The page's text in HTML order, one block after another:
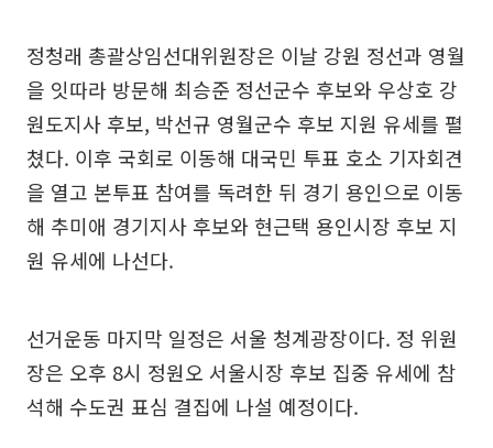
정청래 총괄상임선대위원장은 이날 강원 정선과 영월
을 잇따라 방문해 최승준 정선군수 후보와 우상호 강
원도지사 후보, 박선규 영월군수 후보 지원 유세를 펼
쳤다. 이후 국회로 이동해 대국민 투표 호소 기자회견
을 열고 본투표 참여를 독려한 뒤 경기 용인으로 이동
해 추미애 경기지사 후보와 현근택 용인시장 후보 지
원 유세에 나선다.
선거운동 마지막 일정은 서울 청계광장이다. 정 위원
장은 오후 8시 정원오 서울시장 후보 집중 유세에 참
석해 수도권 표심 결집에 나설 예정이다.